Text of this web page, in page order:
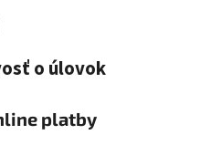
o úlovok
platby